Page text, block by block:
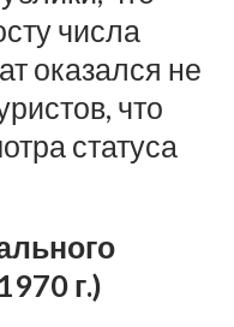
числа
оказался не
что
статуса
г.)